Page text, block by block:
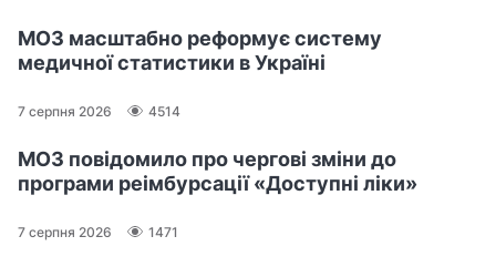
МОЗ масштабно реформує систему
медичної статистики в Україні
7 серпня 2026 4514
МОЗ повідомило про чергові зміни до
програми реімбурсації «Доступні ліки»
7 серпня 2026 1471